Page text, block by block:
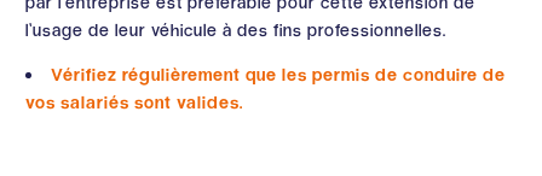
l’usage de leur véhicule à des fins professionnelles.
Vérifiez régulièrement que les permis de conduire de
vos salariés sont valides.